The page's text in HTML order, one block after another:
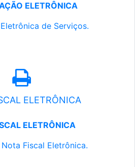
ELETRÔNICA
de Serviços.
ELETRÔNICA
ELETRÔNICA
Fiscal Eletrônica.